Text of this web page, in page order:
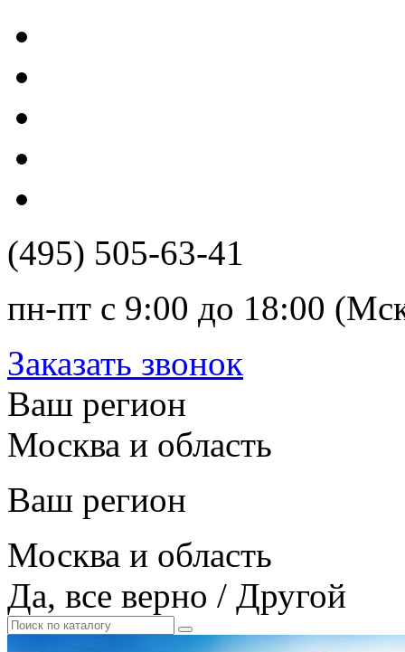
(495) 505-63-41
пн-пт с 9:00 до 18:00
Заказать звонок
Ваш регион
Москва и область
Ваш регион
Москва и область
Да, все верно / Другой